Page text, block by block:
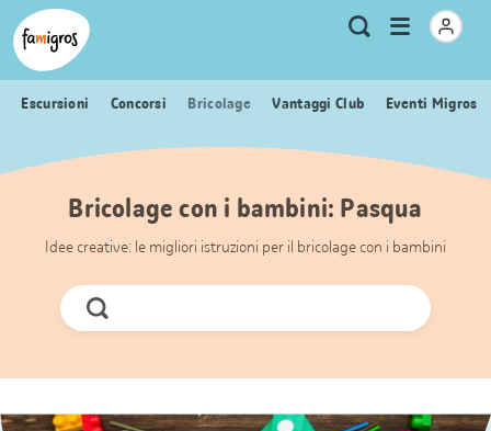
Navigazione
segnalibri
Header
Logo Metanavigazione
Ricerca
Apri
menu
Escursioni Concorsi Bricolage Vantaggi Club Eventi Migros
Bricolage con i bambini: Pasqua
Idee creative: le migliori istruzioni per il bricolage con i bambini
Cerca
ora